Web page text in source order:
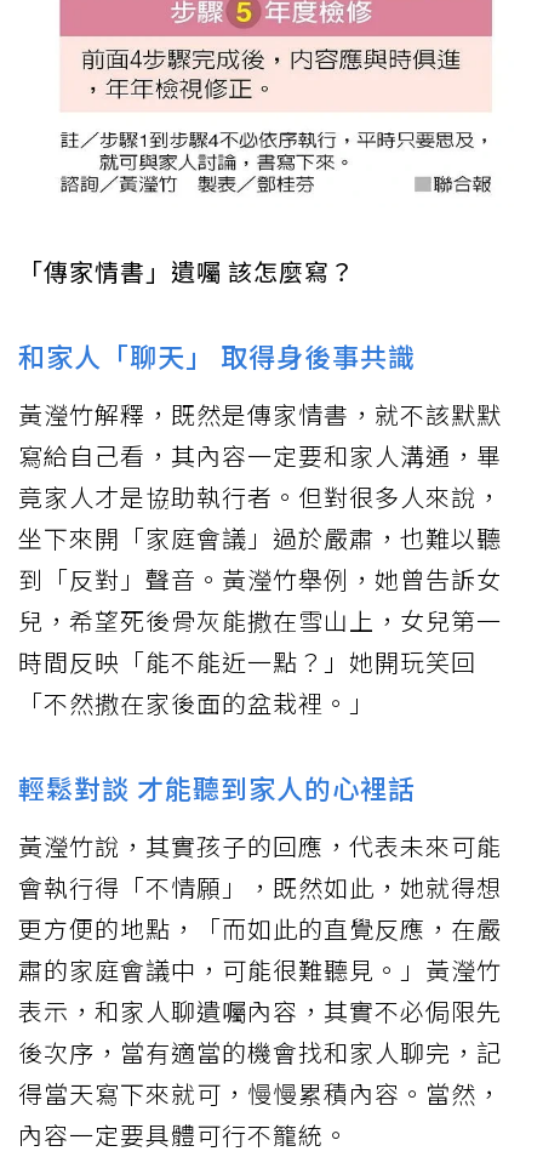
「傳家情書」遺囑 該怎麼寫？
和家人「聊天」 取得身後事共識
黃瀅竹解釋，既然是傳家情書，就不該默默
寫給自己看，其內容一定要和家人溝通，畢
竟家人才是協助執行者。但對很多人來說，
坐下來開「家庭會議」過於嚴肅，也難以聽
到「反對」聲音。黃瀅竹舉例，她曾告訴女
兒，希望死後骨灰能撒在雪山上，女兒第一
時間反映「能不能近一點？」她開玩笑回
「不然撒在家後面的盆栽裡。」
輕鬆對談 才能聽到家人的心裡話
黃瀅竹說，其實孩子的回應，代表未來可能
會執行得「不情願」，既然如此，她就得想
更方便的地點，「而如此的直覺反應，在嚴
肅的家庭會議中，可能很難聽見。」黃瀅竹
表示，和家人聊遺囑內容，其實不必侷限先
後次序，當有適當的機會找和家人聊完，記
得當天寫下來就可，慢慢累積內容。當然，
內容一定要具體可行不籠統。